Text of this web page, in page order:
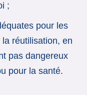
;
pour les
réutilisation, en
pas dangereux
pour la santé.